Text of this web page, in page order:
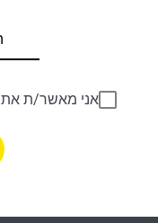
אני מאשר/ת את